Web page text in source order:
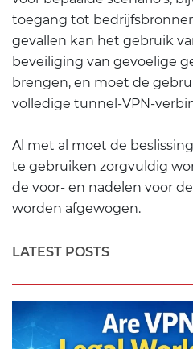
toegang tot
gevallen kan het gebruik
beveiliging van gevoelige
brengen, en moet de
volledige tunnel-VPN-
Al met al moet de
te gebruiken zorgvuldig
de voor- en nadelen voor
worden afgewogen.
LATEST POSTS